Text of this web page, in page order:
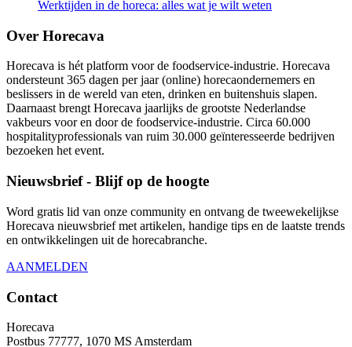
Werktijden in de horeca: alles wat je wilt weten
Over Horecava
Horecava is hét platform voor de foodservice-industrie. Horecava
ondersteunt 365 dagen per jaar (online) horecaondernemers en
beslissers in de wereld van eten, drinken en buitenshuis slapen.
Daarnaast brengt Horecava jaarlijks de grootste Nederlandse
vakbeurs voor en door de foodservice-industrie. Circa 60.000
hospitalityprofessionals van ruim 30.000 geïnteresseerde bedrijven
bezoeken het event.
Nieuwsbrief - Blijf op de hoogte
Word gratis lid van onze community en ontvang de tweewekelijkse
Horecava nieuwsbrief met artikelen, handige tips en de laatste trends
en ontwikkelingen uit de horecabranche.
AANMELDEN
Contact
Horecava
Postbus 77777, 1070 MS Amsterdam